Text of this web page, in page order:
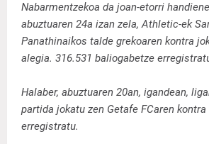
Nabarmentzekoa da joan-etorri
abuztuaren 24a izan zela, Athletic-ek
Panathinaikos talde grekoaren kontra
alegia. 316.531 baliogabetze
Halaber, abuztuaren 20an, igandean,
partida jokatu zen Getafe FCaren
erregistratu.